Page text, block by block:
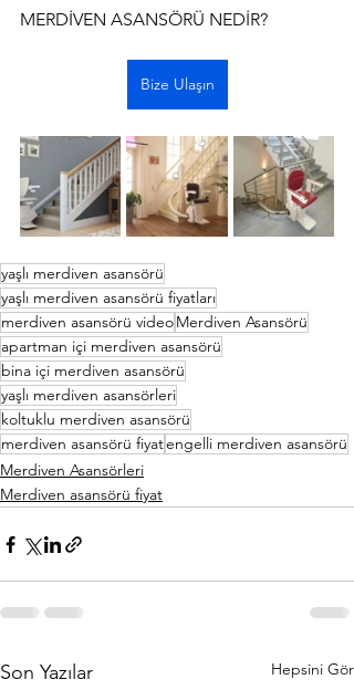
MERDİVEN ASANSÖRÜ NEDİR?
Bize Ulaşın
yaşlı merdiven asansörü
yaşlı merdiven asansörü fiyatları
merdiven asansörü videoMerdiven Asansörü
apartman içi merdiven asansörü
bina içi merdiven asansörü
yaşlı merdiven asansörleri
koltuklu merdiven asansörü
merdiven asansörü fiyatengelli merdiven asansörü
Merdiven Asansörleri
Merdiven asansörü fiyat
Son Yazılar Hepsini Gör